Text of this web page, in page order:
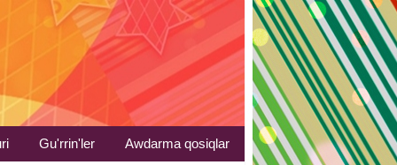
Gu'rrin'ler Awdarma qosiqlar